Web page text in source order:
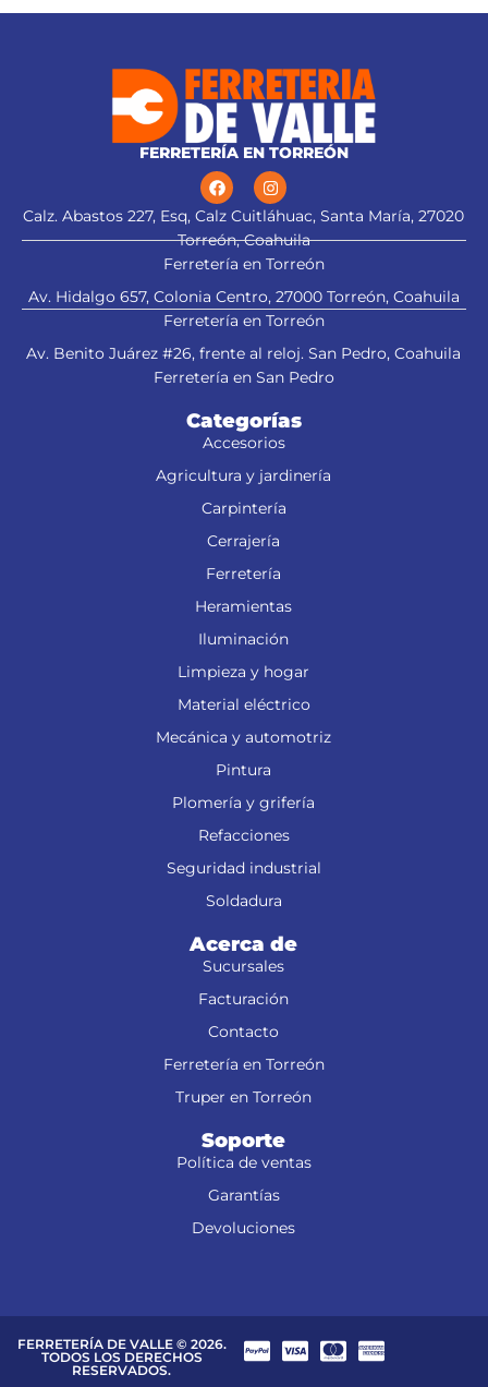
excelente flexibilidad
excelente flexibilidad
FERRETERÍA EN TORREÓN
Calz. Abastos 227, Esq, Calz Cuitláhuac, Santa María, 27020
Torreón, Coahuila
Ferretería en Torreón
Av. Hidalgo 657, Colonia Centro, 27000 Torreón, Coahuila
Ferretería en Torreón
Av. Benito Juárez #26, frente al reloj. San Pedro, Coahuila
Ferretería en San Pedro
Categorías
Accesorios
Agricultura y jardinería
Carpintería
Cerrajería
Ferretería
Heramientas
Iluminación
Limpieza y hogar
Material eléctrico
Mecánica y automotriz
Pintura
Plomería y grifería
Refacciones
Seguridad industrial
Soldadura
Acerca de
Sucursales
Facturación
Contacto
Ferretería en Torreón
Truper en Torreón
Soporte
Política de ventas
Garantías
Devoluciones
FERRETERÍA DE VALLE © 2026.
TODOS LOS DERECHOS
RESERVADOS.